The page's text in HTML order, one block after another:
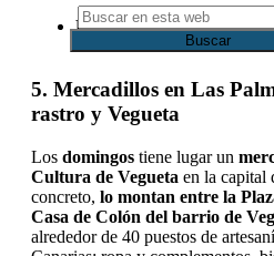
Buscar
en
esta
Horario mercadillo
sábados de 09:00 a 13:30
5. Mercadillos en Las
rastro y Vegueta
Los domingos tiene lugar un
Cultura de Vegueta en la capital
concreto, lo montan entre la
Casa de Colón del barrio de
alrededor de 40 puestos de